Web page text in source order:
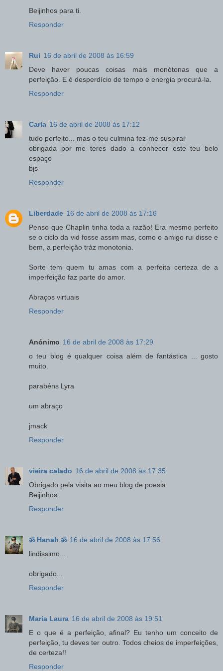
Beijinhos para ti.
Responder
Rui 16 de abril de 2008 às 16:59
Deve haver poucas coisas mais monótonas que a
perfeição. E é desperdício de tempo e energia procurá-la.
Responder
Carla 16 de abril de 2008 às 17:12
tudo perfeito... mas o teu culmina fez-me suspirar
obrigada por me teres dado a conhecer este teu belo
espaço
bjs
Responder
Liberdade 16 de abril de 2008 às 17:16
Penso que Chaplin tinha toda a razão! Era mesmo perfeito
se o ciclo da vid fosse assim mas, como o amigo rui disse e
bem, a perfeição tráz monotonia.
Sorte tem quem tu amas com a perfeita certeza de a
imperfeição faz parte do amor.
Abraços virtuais
Responder
Anónimo 16 de abril de 2008 às 17:29
o teu blog é qualquer coisa além de fantástica ... gosto
muito.
parabéns Lyra
um abraço
jmack
Responder
vieira calado 16 de abril de 2008 às 17:35
Obrigado pela visita ao meu blog de poesia.
Beijinhos
Responder
ॐ Hanah ॐ 16 de abril de 2008 às 17:56
lindissimo...
obrigado...
Responder
Maria Laura 16 de abril de 2008 às 19:51
E o que é a perfeição, afinal? Eu tenho um conceito de
perfeição, tu deves ter outro. Todos cheios de imperfeições,
de certeza!!
Responder